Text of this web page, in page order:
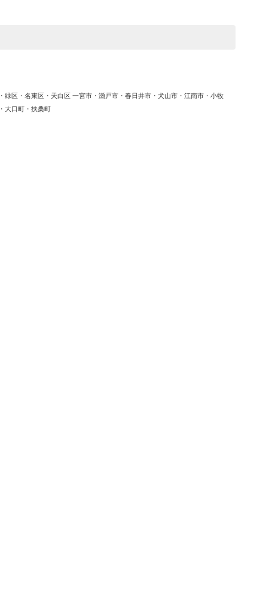
区・名東区・天白区 一宮市・瀬戸市・春日井市・犬山市・江南市・小牧
口町・扶桑町